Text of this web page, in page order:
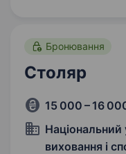
Бронювання
Столяр
15 000 – 16
Національний
виховання і